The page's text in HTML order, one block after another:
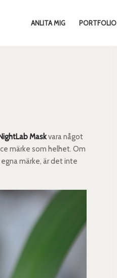
ANLITA MIG PORTFOLIO
Maskvara något
märke som helhet. Om
märke, är det inte